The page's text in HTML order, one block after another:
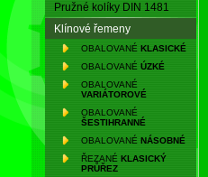
Pružné kolíky DIN 1481
Klínové řemeny
OBALOVANÉ KLASICKÉ
OBALOVANÉ ÚZKÉ
OBALOVANÉ
VARIÁTOROVÉ
OBALOVANÉ
ŠESTIHRANNÉ
OBALOVANÉ NÁSOBNÉ
ŘEZANÉ KLASICKÝ
PRŮŘEZ